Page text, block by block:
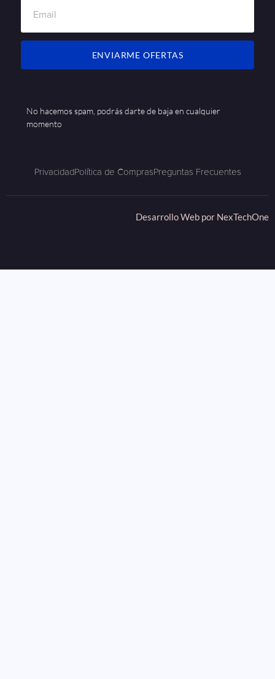
ENVIARME OFERTAS
No hacemos spam, podrás darte de baja en cualquier
momento
PrivacidadPolítica de ComprasPreguntas Frecuentes
Desarrollo Web por NexTechOne